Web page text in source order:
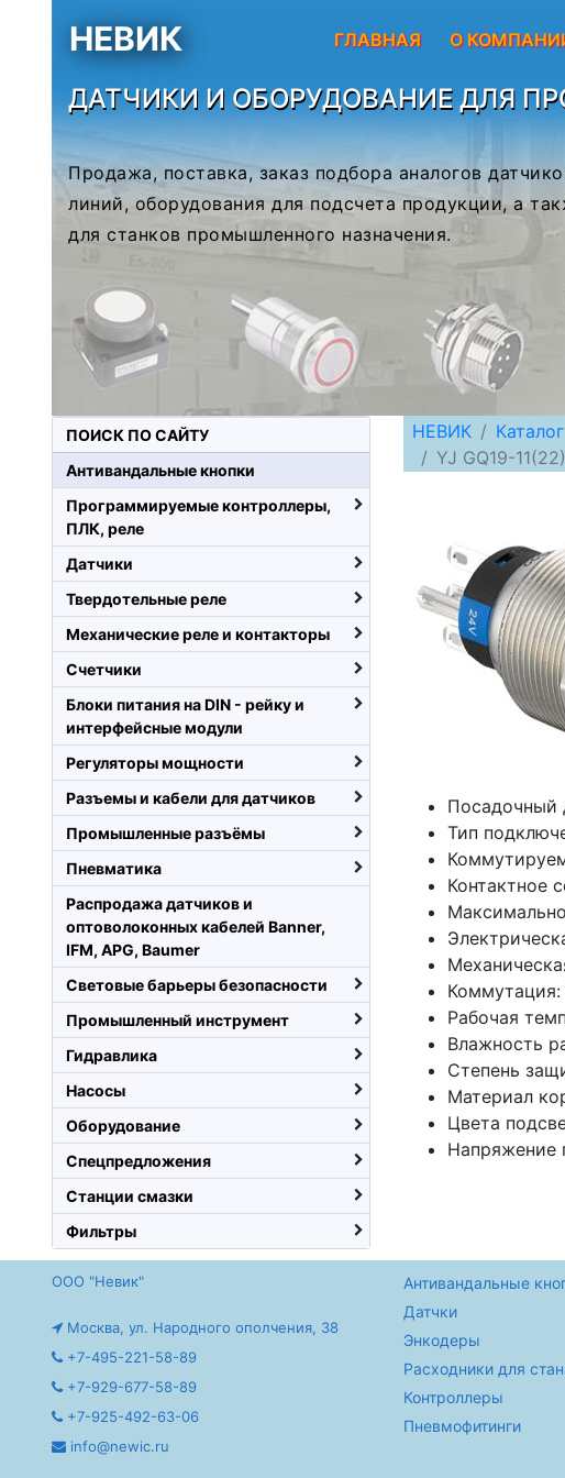
НЕВИК ГЛАВНАЯ О
ДАТЧИКИ И ОБОРУДОВАНИЕ ДЛЯ
Продажа, поставка, заказ подбора аналогов
линий, оборудования для подсчета продукции, а
для станков промышленного назначения.
НЕВИК Каталог
YJ GQ19-
Посадочный
Тип
Контактное
Коммутация:
Рабочая
Влажность
Степень
Материал
Цвета
Напряжение
ПОИСК ПО САЙТУ
Антивандальные кнопки
Программируемые контроллеры,
ПЛК, реле
Датчики
Твердотельные реле
Механические реле и контакторы
Счетчики
Блоки питания на DIN - рейку и
интерфейсные модули
Регуляторы мощности
Разъемы и кабели для датчиков
Промышленные разъёмы
Пневматика
Распродажа датчиков и
оптоволоконных кабелей Banner,
IFM, APG, Baumer
Световые барьеры безопасности
Промышленный инструмент
Гидравлика
Насосы
Оборудование
Спецпредложения
Станции смазки
Фильтры
ООО "Невик"
Москва, ул. Народного ополчения, 38
+7-495-221-58-89
+7-929-677-58-89
+7-925-492-63-06
info@newic.ru
Антивандальные
Датчки
Энкодеры
Расходники для
Контроллеры
Пневмофитинги